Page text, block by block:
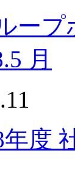
ー
月
度